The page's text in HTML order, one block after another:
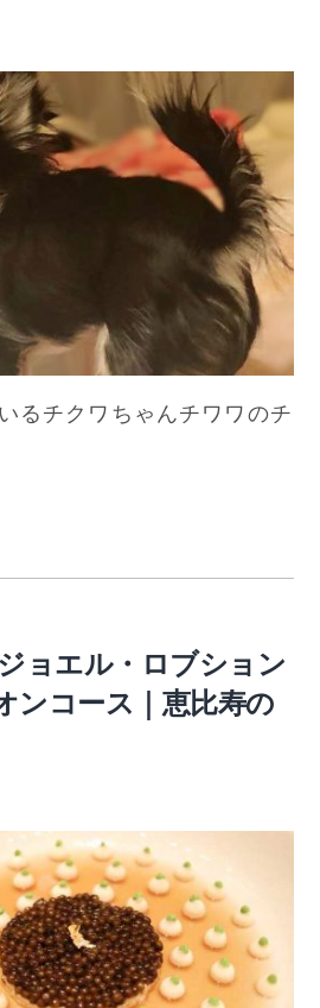
るチクワちゃんチワワのチ
ョエル・ロブション
ンコース｜恵比寿の